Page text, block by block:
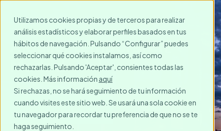
Utilizamos cookies propias y de terceros para realizar
análisis estadísticos y elaborar perfiles basados en tus
hábitos de navegación. Pulsando “Configurar” puedes
seleccionar qué cookies instalamos, así como
rechazarlas. Pulsando 'Aceptar', consientes todas las
cookies. Más información aquí
Si rechazas, no se hará seguimiento de tu información
cuando visites este sitio web. Se usará una sola cookie en
tu navegador para recordar tu preferencia de que no se te
haga seguimiento.
Alquiler temporal en
Madrid
Solicita tu reserva